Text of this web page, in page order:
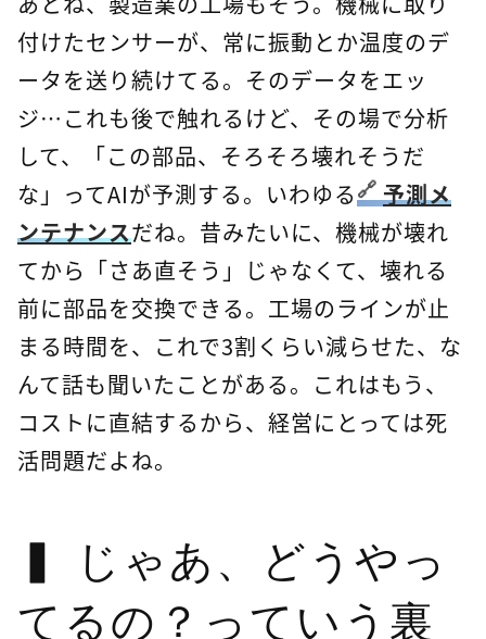
付けたセンサーが、常に振動とか温度のデ
ータを送り続けてる。そのデータをエッ
ジ…これも後で触れるけど、その場で分析
して、「この部品、そろそろ壊れそうだ
な」ってAIが予測する。いわゆる
予測メ
ンテナンスだね。昔みたいに、機械が壊れ
てから「さあ直そう」じゃなくて、壊れる
前に部品を交換できる。工場のラインが止
まる時間を、これで3割くらい減らせた、な
んて話も聞いたことがある。これはもう、
コストに直結するから、経営にとっては死
活問題だよね。
じゃあ、どうやっ
てるの？っていう裏